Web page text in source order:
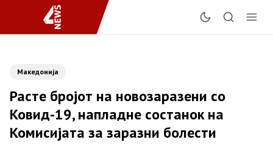
Македонија
Расте бројот на новозаразени со
Ковид-19, напладне состанок на
Комисијата за заразни болести